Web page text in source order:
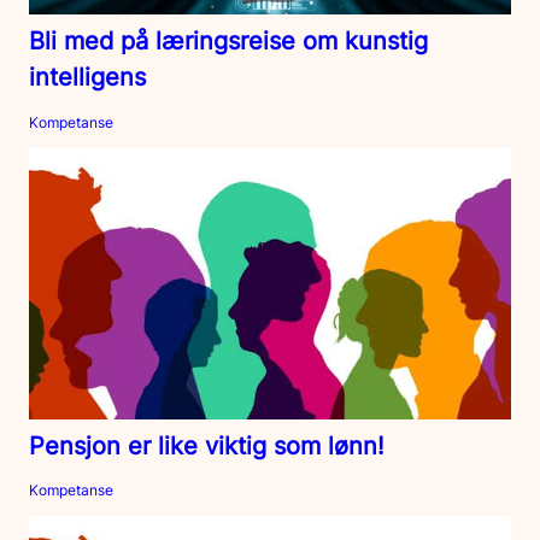
Bli med på læringsreise om kunstig
intelligens
Kompetanse
Pensjon er like viktig som lønn!
Kompetanse